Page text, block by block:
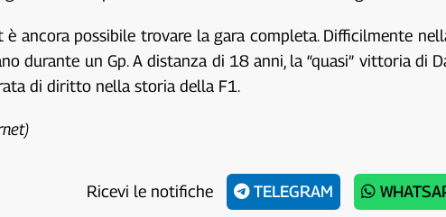
è ancora possibile trovare la gara completa. Difficilmente
durante un Gp. A distanza di 18 anni, la “quasi” vittoria di
di diritto nella storia della F1.
Ricevi le notifiche TELEGRAM